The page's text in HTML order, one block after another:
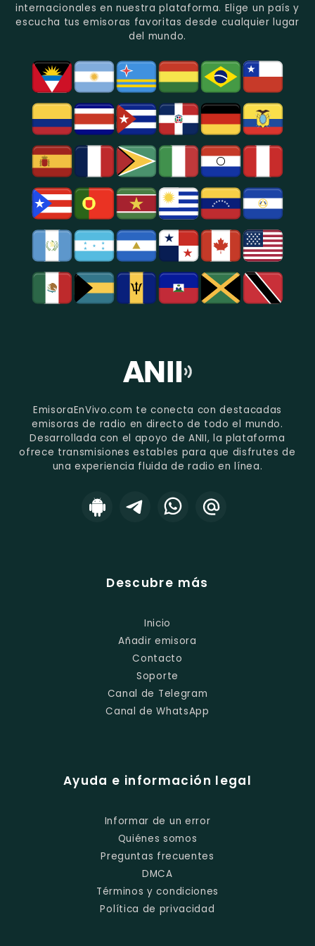
En
Quito.
Deportes
En
Guayaquil.
En
Azogues.
internacionales en nuestra plataforma. Elige un país y
escucha tus emisoras favoritas desde cualquier lugar
del mundo.
EmisoraEnVivo.com te conecta con destacadas
emisoras de radio en directo de todo el mundo.
Desarrollada con el apoyo de ANII, la plataforma
ofrece transmisiones estables para que disfrutes de
una experiencia fluida de radio en línea.
Descubre más
Inicio
Añadir emisora
Contacto
Soporte
Canal de Telegram
Canal de WhatsApp
Ayuda e información legal
Informar de un error
Quiénes somos
Preguntas frecuentes
DMCA
Términos y condiciones
Política de privacidad